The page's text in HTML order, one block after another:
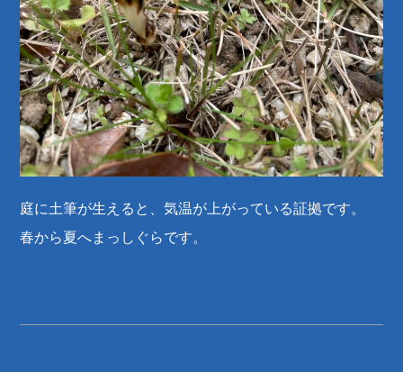
庭に土筆が生えると、気温が上がっている証拠です。
春から夏へまっしぐらです。